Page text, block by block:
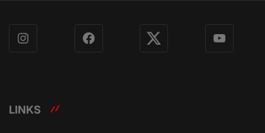
Instagram Facebook X YouTube
LINKS